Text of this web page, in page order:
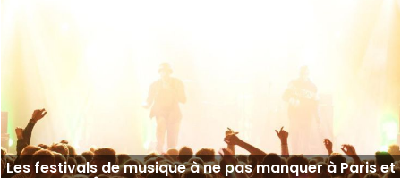
Les festivals de musique à ne pas manquer à Paris et